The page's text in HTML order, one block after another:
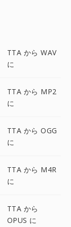
TTA から WAV
に
TTA から MP2
に
TTA から OGG
に
TTA から M4R
に
TTA から
OPUS に